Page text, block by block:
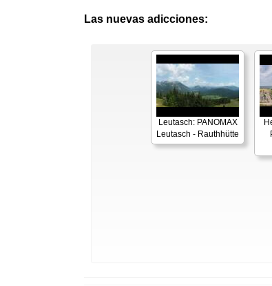
Las nuevas adicciones:
Leutasch: PANOMAX
Leutasch - Rauthhütte